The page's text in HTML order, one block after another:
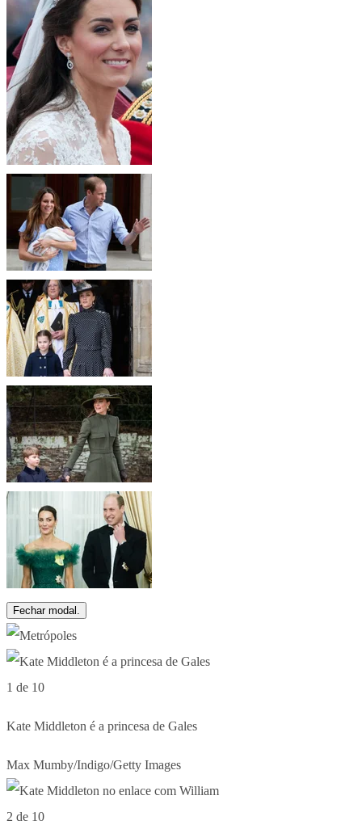
Fechar modal.
1 de 10
Kate Middleton é a princesa de Gales
Max Mumby/Indigo/Getty Images
2 de 10